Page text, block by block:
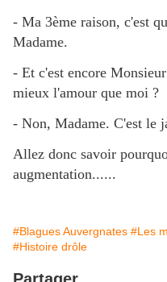
- Ma 3ème raison, c'est
Madame.
- Et c'est encore
mieux l'amour que moi ?
- Non, Madame. C'est le
Allez donc savoir
augmentation......
#Blagues Auvergnates #Les
#Histoire drôle